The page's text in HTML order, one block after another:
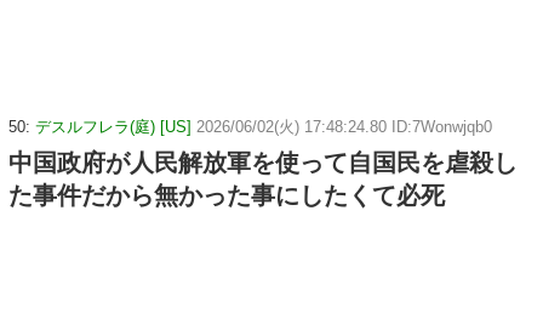
50: デスルフレラ(庭) [US] 2026/06/02(火) 17:48:24.80 ID:7Wonwjqb0
中国政府が人民解放軍を使って自国民を虐殺し
た事件だから無かった事にしたくて必死